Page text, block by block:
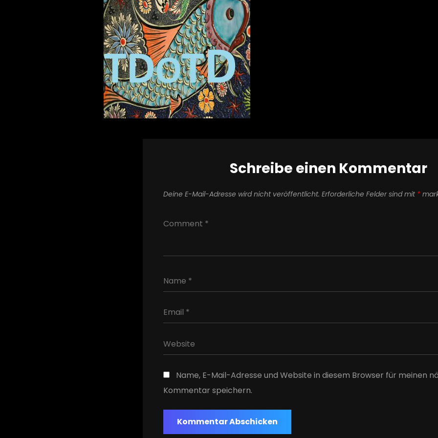
Schreibe einen Kommentar
Deine E-Mail-Adresse wird nicht veröffentlicht. Erforderliche Felder sind mit *
Name, E-Mail-Adresse und Website in diesem Browser für meinen
Kommentar speichern.